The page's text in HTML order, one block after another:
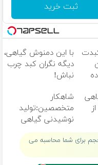
تو مامان
بیان و برن
قربونت برم
مامان
مامان
مامان
ثبت خرید
با این دمنوش گیاهی،
دیگه نگران کبد چرب
نباش!
شاهکار
متخصصین:تولید
نوشیدنی گیاهی
خوش طعم برای
پاکسازی کبد
برای شما محاسبه می